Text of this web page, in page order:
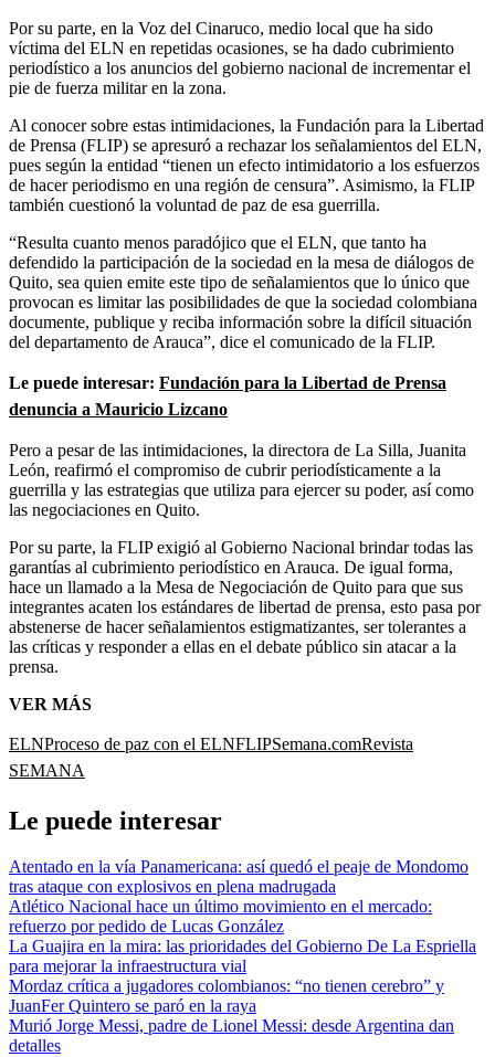
Por su parte, en la Voz del Cinaruco, medio local que ha sido
víctima del ELN en repetidas ocasiones, se ha dado cubrimiento
periodístico a los anuncios del gobierno nacional de incrementar el
pie de fuerza militar en la zona.
Al conocer sobre estas intimidaciones, la Fundación para la Libertad
de Prensa (FLIP) se apresuró a rechazar los señalamientos del ELN,
pues según la entidad “tienen un efecto intimidatorio a los esfuerzos
de hacer periodismo en una región de censura”. Asimismo, la FLIP
también cuestionó la voluntad de paz de esa guerrilla.
“Resulta cuanto menos paradójico que el ELN, que tanto ha
defendido la participación de la sociedad en la mesa de diálogos de
Quito, sea quien emite este tipo de señalamientos que lo único que
provocan es limitar las posibilidades de que la sociedad colombiana
documente, publique y reciba información sobre la difícil situación
del departamento de Arauca”, dice el comunicado de la FLIP.
Le puede interesar: Fundación para la Libertad de Prensa
denuncia a Mauricio Lizcano
Pero a pesar de las intimidaciones, la directora de La Silla, Juanita
León, reafirmó el compromiso de cubrir periodísticamente a la
guerrilla y las estrategias que utiliza para ejercer su poder, así como
las negociaciones en Quito.
Por su parte, la FLIP exigió al Gobierno Nacional brindar todas las
garantías al cubrimiento periodístico en Arauca. De igual forma,
hace un llamado a la Mesa de Negociación de Quito para que sus
integrantes acaten los estándares de libertad de prensa, esto pasa por
abstenerse de hacer señalamientos estigmatizantes, ser tolerantes a
las críticas y responder a ellas en el debate público sin atacar a la
prensa.
VER MÁS
ELNProceso de paz con el ELNFLIPSemana.comRevista
SEMANA
Le puede interesar
Atentado en la vía Panamericana: así quedó el peaje de Mondomo
tras ataque con explosivos en plena madrugada
Atlético Nacional hace un último movimiento en el mercado:
refuerzo por pedido de Lucas González
La Guajira en la mira: las prioridades del Gobierno De La Espriella
para mejorar la infraestructura vial
Mordaz crítica a jugadores colombianos: “no tienen cerebro” y
JuanFer Quintero se paró en la raya
Murió Jorge Messi, padre de Lionel Messi: desde Argentina dan
detalles